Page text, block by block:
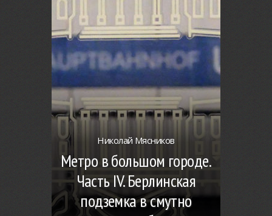
Николай Мясников
Метро в большом городе.
Часть IV. Берлинская
подземка в смутно